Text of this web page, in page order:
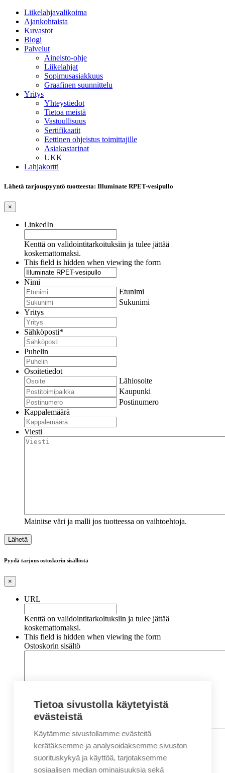
Liikelahjavalikoima
Ajankohtaista
Kuvastot
Blogi
Palvelut
Aineisto-ohje
Liikelahjat
Sopimusasiakkuus
Graafinen suunnittelu
Yritys
Yhteystiedot
Tietoa meistä
Vastuullisuus
Sertifikaatit
Eettinen ohjeistus toimittajille
Asiakastarinat
UKK
Lahjakortti
Lähetä tarjouspyyntö tuotteesta: Illuminate RPET-vesipullo
×
LinkedIn
Kenttä on validointitarkoituksiin ja tulee jättää
koskemattomaksi.
This field is hidden when viewing the form
Nimi
Etunimi
Sukunimi
Yritys
Sähköposti*
Puhelin
Osoitetiedot
Lähiosoite
Kaupunki
Postinumero
Kappalemäärä
Viesti
Mainitse väri ja malli jos tuotteessa on vaihtoehtoja.
Pyydä tarjous ostoskorin sisällöstä
×
URL
Kenttä on validointitarkoituksiin ja tulee jättää
koskemattomaksi.
This field is hidden when viewing the form
Ostoskorin sisältö
Nimi*
Etunimi
Sukunimi
Tietoa sivustolla käytetyistä
evästeistä
Käytämme sivustollamme evästeitä
kerätäksemme ja analysoidaksemme sivuston
suorituskykyä ja käyttöä, tarjotaksemme
sosiaalisen median ominaisuuksia sekä